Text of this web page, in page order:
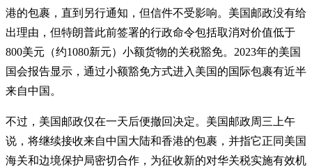
港的包裹，直到另行通知，但信件不受影响。美国邮政没有给
出理由，但特朗普此前签署的行政命令包括取消对价值低于
800美元（约1080新元）小额货物的关税豁免。2023年的美国
国会报告显示，通过小额豁免方式进入美国的国际包裹有近半
来自中国。
不过，美国邮政仅在一天后便撤回决定。美国邮政周三上午
说，将继续接收来自中国大陆和香港的包裹，并指它正同美国
海关和边境保护局密切合作，为征收新的对华关税实施有效机